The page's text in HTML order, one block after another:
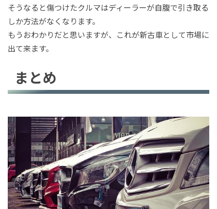
そうなると傷つけたクルマはディーラーが自腹で引き取る
しか方法がなくなります。
もうおわかりだと思いますが、これが新古車として市場に
出て来ます。
まとめ